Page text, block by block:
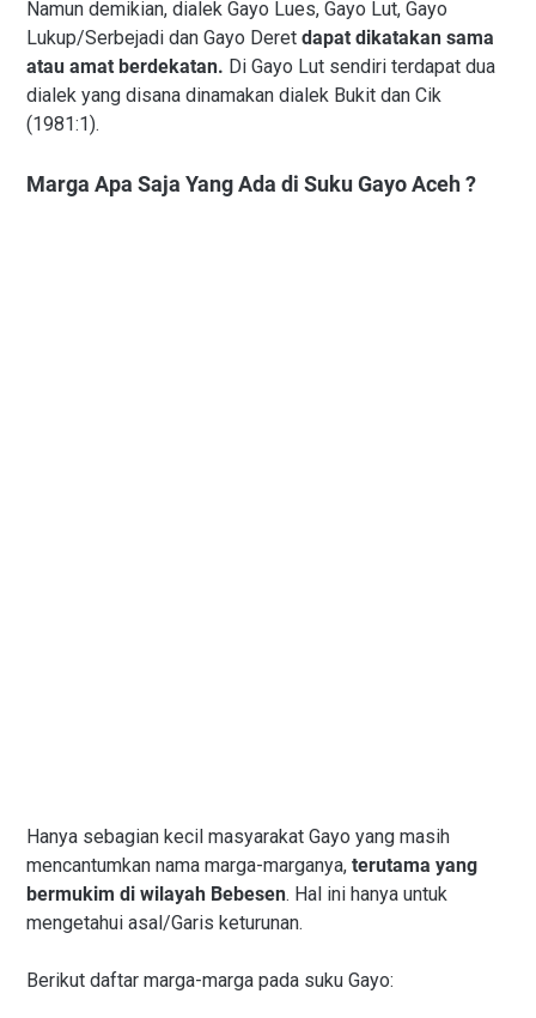
Namun demikian, dialek Gayo Lues, Gayo Lut, Gayo
Lukup/Serbejadi dan Gayo Deret dapat dikatakan sama
atau amat berdekatan. Di Gayo Lut sendiri terdapat dua
dialek yang disana dinamakan dialek Bukit dan Cik
(1981:1).
Marga Apa Saja Yang Ada di Suku Gayo Aceh ?
Hanya sebagian kecil masyarakat Gayo yang masih
mencantumkan nama marga-marganya, terutama yang
bermukim di wilayah Bebesen. Hal ini hanya untuk
mengetahui asal/Garis keturunan.
Berikut daftar marga-marga pada suku Gayo: